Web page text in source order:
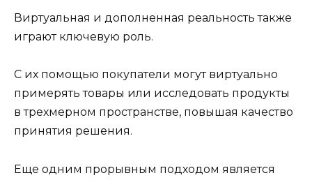
Виртуальная и дополненная реальность также
играют ключевую роль.
С их помощью покупатели могут виртуально
примерять товары или исследовать продукты
в трехмерном пространстве, повышая качество
принятия решения.
Еще одним прорывным подходом является